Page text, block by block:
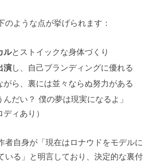
のような点が挙げられます：
ルとストイックな身体づくり
演し、自己ブランディングに優れる
がら、裏には並々ならぬ努力がある
だい？ 僕の夢は現実になるよ」
ディあり）
者自身が「現在はロナウドをモデルに
いる」と明言しており、決定的な裏付